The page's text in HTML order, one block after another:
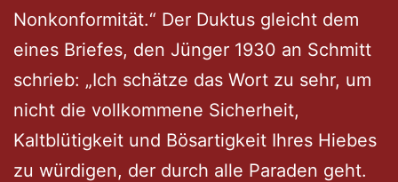
Nonkonformität.“ Der Duktus gleicht dem
eines Briefes, den Jünger 1930 an Schmitt
schrieb: „Ich schätze das Wort zu sehr, um
nicht die vollkommene Sicherheit,
Kaltblütigkeit und Bösartigkeit Ihres Hiebes
zu würdigen, der durch alle Paraden geht.